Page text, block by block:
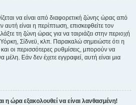
να είναι από διαφορετική ζώνης ώρας από
είναι η περίπτωση, επισκεφθείτε τον
τη ζώνη ώρας για να ταιριάζει στην περιοχή
Σίδνεϋ, κλπ. Παρακαλώ σημειώστε ότι η
οι περισσότερες ρυθμίσεις, μπορούν να
Εάν δεν έχετε εγγραφεί, αυτή είναι μια
η ώρα εξακολουθεί να είναι λανθασμένη!